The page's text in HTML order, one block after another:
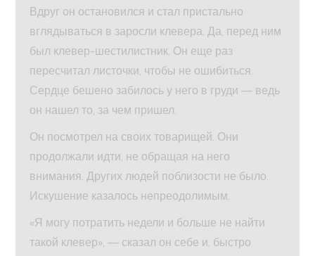
Вдруг он остановился и стал пристально
вглядываться в заросли клевера. Да, перед ним
был клевер-шестилистник. Он еще раз
пересчитал листочки, чтобы не ошибиться.
Сердце бешено забилось у него в груди — ведь
он нашел то, за чем пришел.
Он посмотрел на своих товарищей. Они
продолжали идти, не обращая на него
внимания. Других людей поблизости не было.
Искушение казалось непреодолимым.
«Я могу потратить недели и больше не найти
такой клевер», — сказал он себе и, быстро